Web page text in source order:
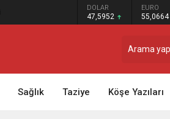
DOLAR
47,5952
EURO
55,0664
Sağlık Taziye Köşe Yazıları